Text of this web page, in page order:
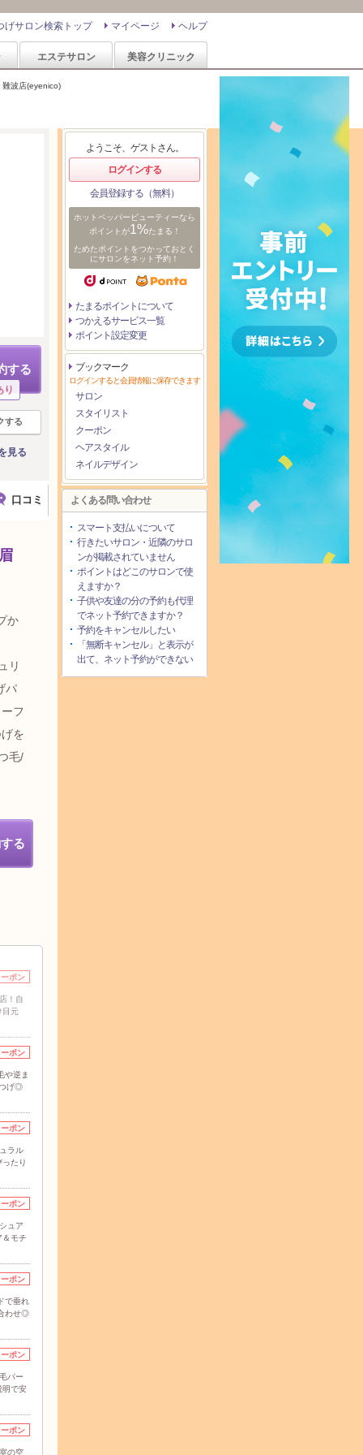
ヘルプ
マイページ
げサロン検索トップ
エステサロン 美容クリニック
難波店(eyenico)
する
り
する
見る
口コミ
か
リ
パ
フ
を
毛/
る
ーポン
！自
目元
ーポン
や逆ま
つげ◎
ーポン
ラル
たり
ーポン
ュア
＆モチ
ーポン
で垂れ
わせ◎
ーポン
パー
明で安
ーポン
の空
ようこそ、ゲストさん。
ログインする
会員登録する（無料）
ホットペッパービューティーなら
ポイントが1%たまる！
ためたポイントをつかっておとく
にサロンをネット予約！
たまるポイントについて
つかえるサービス一覧
ポイント設定変更
ブックマーク
ログインすると会員情報に保存できます
サロン
スタイリスト
クーポン
ヘアスタイル
ネイルデザイン
よくある問い合わせ
スマート支払いについて
行きたいサロン・近隣のサロ
ンが掲載されていません
ポイントはどこのサロンで使
えますか？
子供や友達の分の予約も代理
でネット予約できますか？
予約をキャンセルしたい
「無断キャンセル」と表示が
出て、ネット予約ができない